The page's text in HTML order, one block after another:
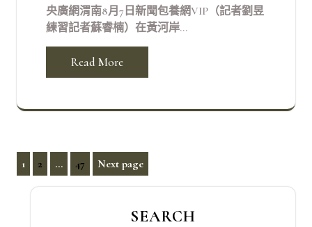
央廣網渭南8月7日新聞包養網VIP（記者劉昱
練習記者蘇睿楠）在黃河岸...
Read More
文
章
Page
1 Page
2 ... Page
47 Next page
SEARCH